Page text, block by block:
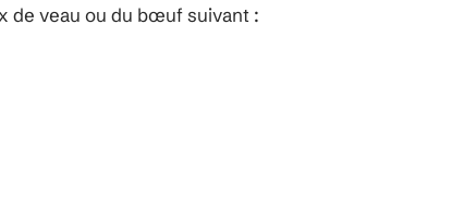
de veau ou du bœuf suivant :